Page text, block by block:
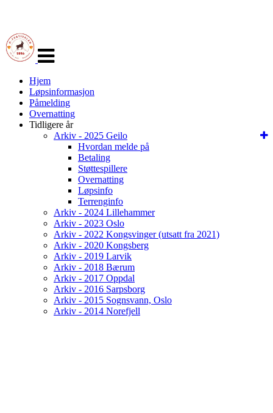
navigasjon
Hjem
Løpsinformasjon
Påmelding
Overnatting
Tidligere år
Arkiv - 2025 Geilo
Hvordan melde på
Betaling
Støttespillere
Overnatting
Løpsinfo
Terrenginfo
Arkiv - 2024 Lillehammer
Arkiv - 2023 Oslo
Arkiv - 2022 Kongsvinger (utsatt fra 2021)
Arkiv - 2020 Kongsberg
Arkiv - 2019 Larvik
Arkiv - 2018 Bærum
Arkiv - 2017 Oppdal
Arkiv - 2016 Sarpsborg
Arkiv - 2015 Sognsvann, Oslo
Arkiv - 2014 Norefjell